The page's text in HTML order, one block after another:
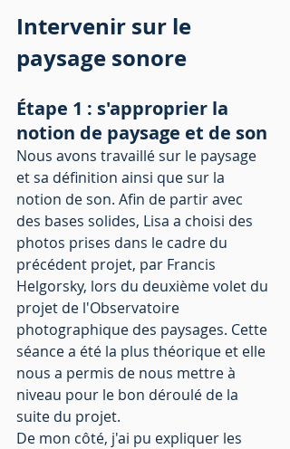
Intervenir sur le
paysage sonore
Étape 1 : s'approprier la
notion de paysage et de son
Nous avons travaillé sur le paysage
et sa définition ainsi que sur la
notion de son. Afin de partir avec
des bases solides, Lisa a choisi des
photos prises dans le cadre du
précédent projet, par Francis
Helgorsky, lors du deuxième volet du
projet de l'Observatoire
photographique des paysages. Cette
séance a été la plus théorique et elle
nous a permis de nous mettre à
niveau pour le bon déroulé de la
suite du projet.
De mon côté, j'ai pu expliquer les